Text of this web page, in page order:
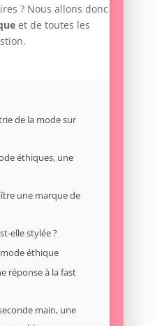
? Nous allons donc
et de toutes les
de la mode sur
éthiques, une
une marque de
elle stylée ?
éthique
réponse à la fast
main, une